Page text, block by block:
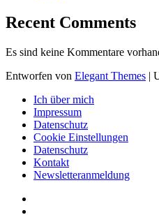
Recent Comments
Es sind keine Kommentare
Entworfen von Elegant Themes |
Ich über mich
Impressum
Datenschutz
Cookie Einstellungen
Datenschutz
Kontakt
Newsletteranmeldung